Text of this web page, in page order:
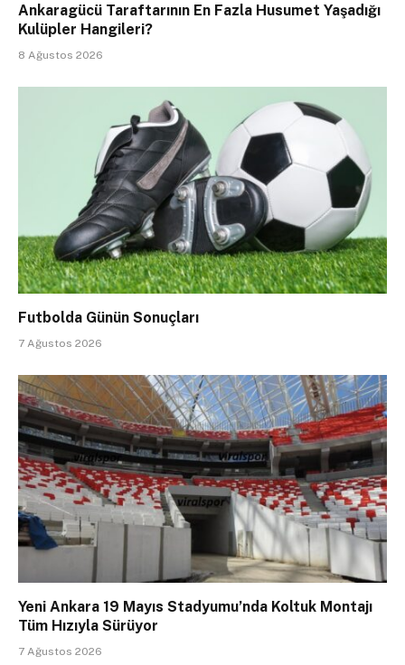
Ankaragücü Taraftarının En Fazla Husumet Yaşadığı
Kulüpler Hangileri?
8 Ağustos 2026
Futbolda Günün Sonuçları
7 Ağustos 2026
Yeni Ankara 19 Mayıs Stadyumu’nda Koltuk Montajı
Tüm Hızıyla Sürüyor
7 Ağustos 2026